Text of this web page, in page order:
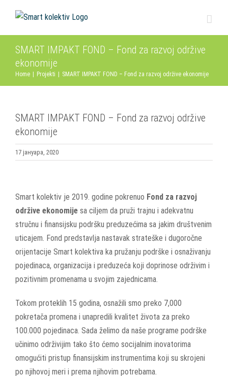
content
SMART IMPAKT FOND – Fond za razvoj održive
ekonomije
Home Projekti SMART IMPAKT FOND – Fond za razvoj održive ekonomije
SMART IMPAKT FOND – Fond za razvoj održive
ekonomije
17 јануара, 2020
Larger
Image
Smart kolektiv je 2019. godine pokrenuo Fond za razvoj
održive ekonomije sa ciljem da pruži trajnu i adekvatnu
stručnu i finansijsku podršku preduzećima sa jakim društvenim
uticajem. Fond predstavlja nastavak strateške i dugoročne
orijentacije Smart kolektiva ka pružanju podrške i osnaživanju
pojedinaca, organizacija i preduzeća koji doprinose održivim i
pozitivnim promenama u svojim zajednicama.
Tokom proteklih 15 godina, osnažili smo preko 7,000
pokretača promena i unapredili kvalitet života za preko
100.000 pojedinaca. Sada želimo da naše programe podrške
učinimo održivijim tako što ćemo socijalnim inovatorima
omogućiti pristup finansijskim instrumentima koji su skrojeni
po njihovoj meri i prema njihovim potrebama.